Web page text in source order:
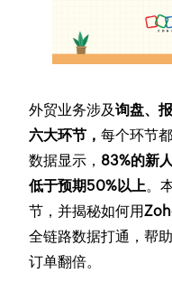
外贸业务涉及询盘、
六大环节，每个环节
数据显示， 83%的新
低于预期50%以上。
节，并揭秘如何用
全链路数据打通，帮
订单翻倍。